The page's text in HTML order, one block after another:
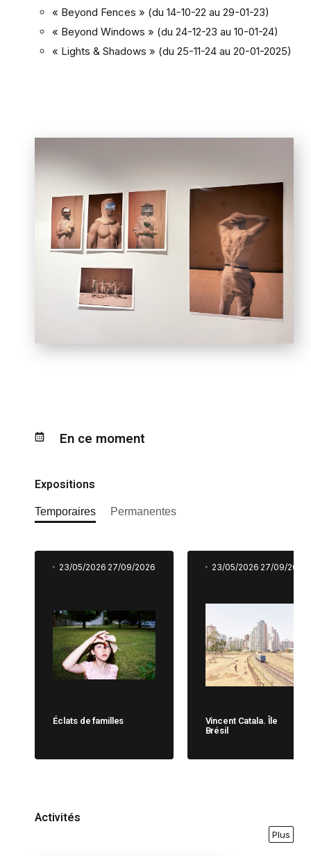
« Beyond Fences » (du 14-10-22 au 29-01-23)
« Beyond Windows » (du 24-12-23 au 10-01-24)
« Lights & Shadows » (du 25-11-24 au 20-01-2025)
En ce moment
Expositions
Temporaires Permanentes
23/05/2026 27/09/2026
Éclats de familles
23/05/2026 27/09/2026
Vincent Catala. Île
Brésil
Activités
Plus